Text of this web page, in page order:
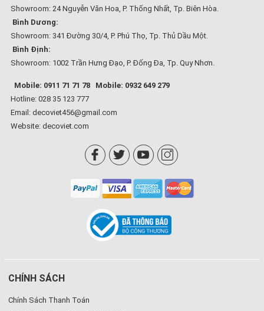
Showroom: 24 Nguyễn Văn Hoa, P. Thống Nhất, Tp. Biên Hòa.
Bình Dương:
Showroom: 341 Đường 30/4, P. Phú Thọ, Tp. Thủ Dầu Một.
Bình Định:
Showroom: 1002 Trần Hưng Đạo, P. Đống Đa, Tp. Quy Nhơn.
Mobile: 0911 71 71 78
Mobile: 0932 649 279
Hotline: 028 35 123 777
Email: decoviet456@gmail.com
Website: decoviet.com
CHÍNH SÁCH
Chính Sách Thanh Toán